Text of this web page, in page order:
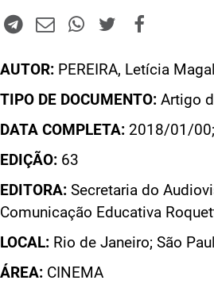
AUTOR: PEREIRA, Letícia
TIPO DE DOCUMENTO: Artigo
DATA COMPLETA: 2018/01/
EDIÇÃO: 63
EDITORA: Secretaria do
Comunicação Educativa
LOCAL: Rio de Janeiro; São
ÁREA: CINEMA